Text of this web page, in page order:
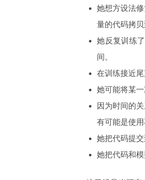
她想方设法
量的代码拷贝
她反复训练
间。
在训练接近
她可能将某
因为时间的
有可能是使用
她把代码提
她把代码和模